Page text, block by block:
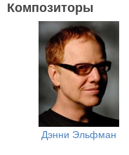
Композиторы
Дэнни Эльфман